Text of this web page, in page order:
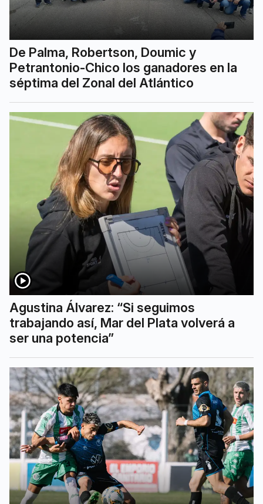
De Palma, Robertson, Doumic y
Petrantonio-Chico los ganadores en la
séptima del Zonal del Atlántico
Agustina Álvarez: “Si seguimos
trabajando así, Mar del Plata volverá a
ser una potencia”